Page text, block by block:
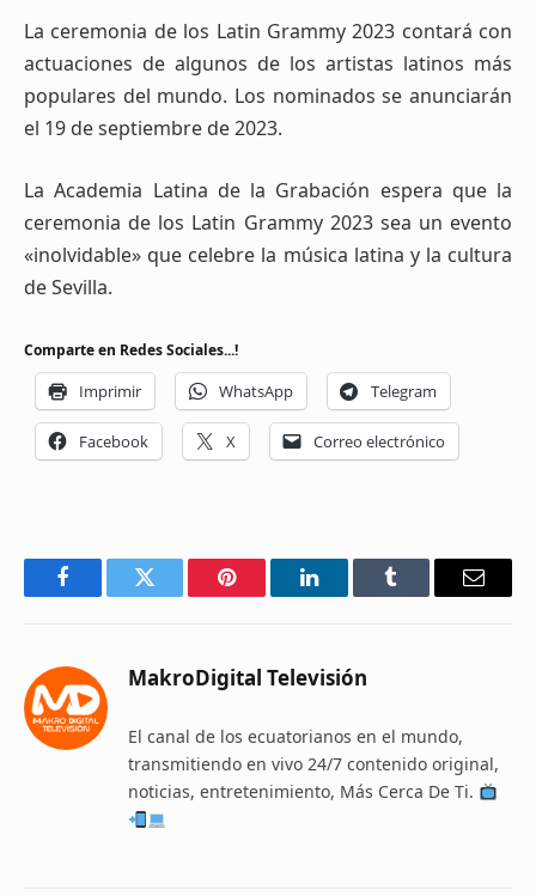
La ceremonia de los Latin Grammy 2023 contará con
actuaciones de algunos de los artistas latinos más
populares del mundo. Los nominados se anunciarán
el 19 de septiembre de 2023.
La Academia Latina de la Grabación espera que la
ceremonia de los Latin Grammy 2023 sea un evento
«inolvidable» que celebre la música latina y la cultura
de Sevilla.
Comparte en Redes Sociales...!
Imprimir WhatsApp Telegram
Facebook X Correo electrónico
FacebookTwitter Pinterest LinkedInTumblr Email
MakroDigital Televisión
El canal de los ecuatorianos en el mundo,
transmitiendo en vivo 24/7 contenido original,
noticias, entretenimiento, Más Cerca De Ti.